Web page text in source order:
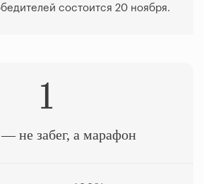
состоится 20 ноября.
1
не забег, а марафон